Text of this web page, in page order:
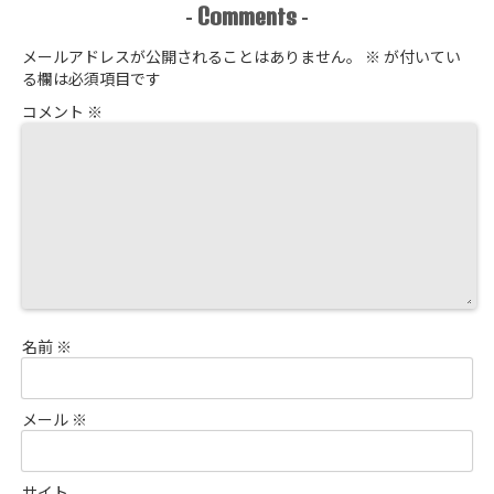
- Comments -
メールアドレスが公開されることはありません。 ※ が付いてい
る欄は必須項目です
コメント ※
名前 ※
メール ※